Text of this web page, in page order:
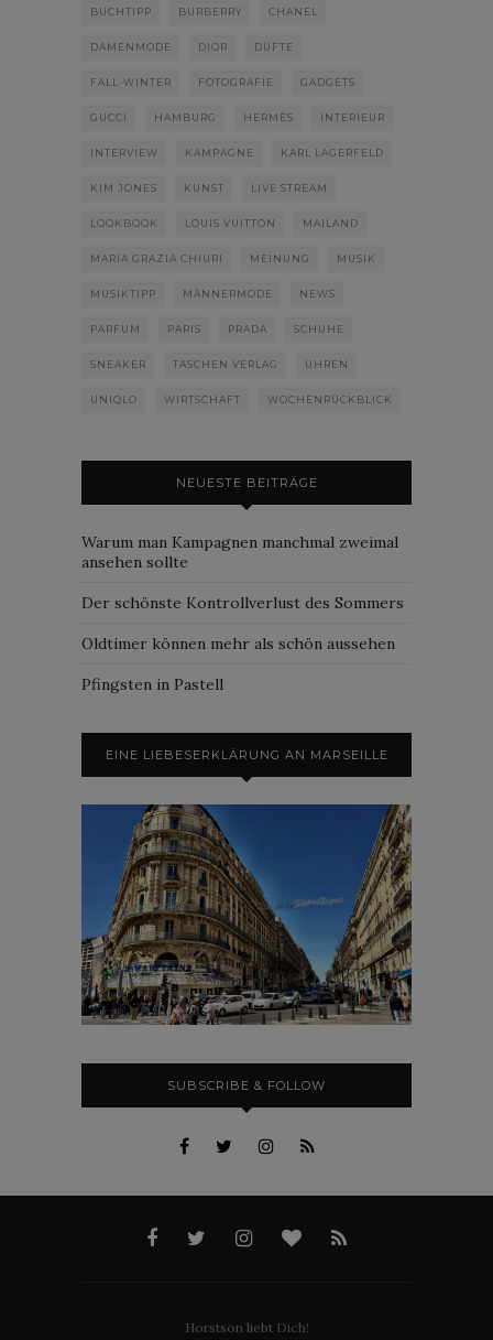
BUCHTIPP BURBERRY CHANEL
DAMENMODE DIOR DÜFTE
FALL-WINTER FOTOGRAFIE GADGETS
GUCCI HAMBURG HERMÈS INTERIEUR
INTERVIEW KAMPAGNE KARL LAGERFELD
KIM JONES KUNST LIVE STREAM
LOOKBOOK LOUIS VUITTON MAILAND
MARIA GRAZIA CHIURI MEINUNG MUSIK
MUSIKTIPP MÄNNERMODE NEWS
PARFUM PARIS PRADA SCHUHE
SNEAKER TASCHEN VERLAG UHREN
UNIQLO WIRTSCHAFT WOCHENRÜCKBLICK
NEUESTE BEITRÄGE
Warum man Kampagnen manchmal zweimal
ansehen sollte
Der schönste Kontrollverlust des Sommers
Oldtimer können mehr als schön aussehen
Pfingsten in Pastell
EINE LIEBESERKLÄRUNG AN MARSEILLE
SUBSCRIBE & FOLLOW
Horstson liebt Dich!